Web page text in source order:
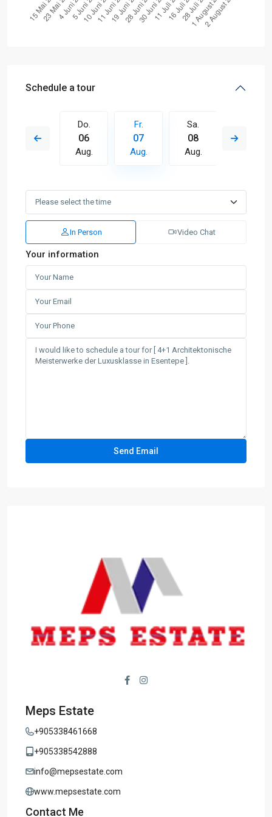
Schedule a tour
15
Do.
06
Aug.
Fr.
07
Aug.
Sa.
08
Aug.
In Person Video Chat
Your information
Meps Estate
+905338461668
+905338542888
info@mepsestate.com
www.mepsestate.com
Contact Me